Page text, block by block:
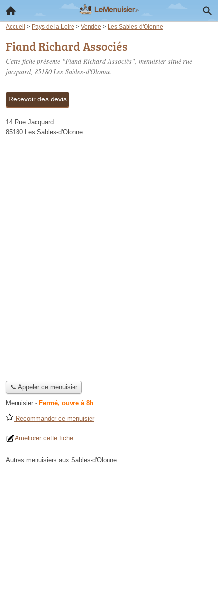
Accueil > Pays de la Loire > Vendée > Les Sables-d'Olonne
Fiand Richard Associés
Cette fiche présente "Fiand Richard Associés", menuisier situé rue
jacquard, 85180 Les Sables-d'Olonne.
Recevoir des devis
14 Rue Jacquard
85180 Les Sables-d'Olonne
📞 Appeler ce menuisier
Menuisier - Fermé, ouvre à 8h
Recommander ce menuisier
Améliorer cette fiche
Autres menuisiers aux Sables-d'Olonne